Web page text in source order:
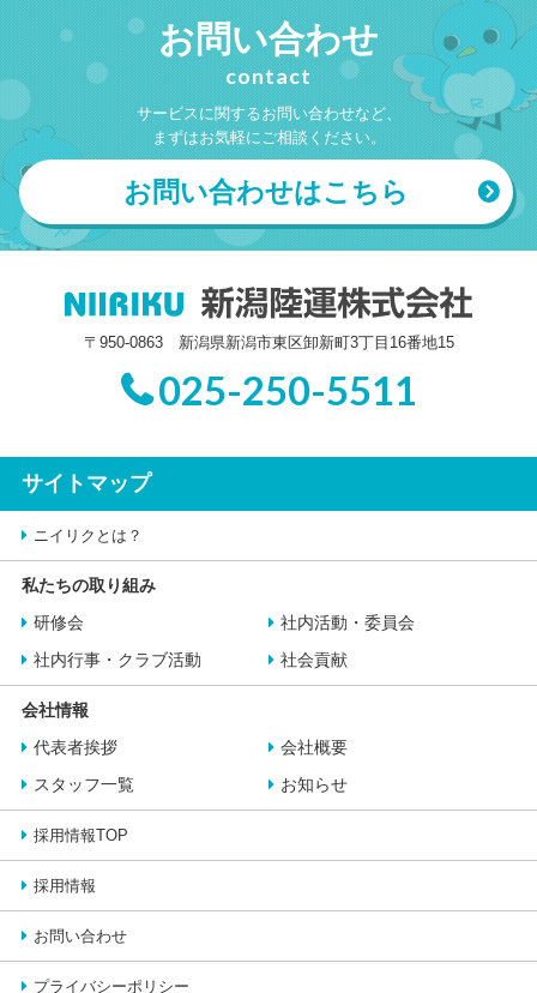
お問い合わせ
contact
サービスに関するお問い合わせなど、
まずはお気軽にご相談ください。
お問い合わせはこちら
〒950-0863 新潟県新潟市東区卸新町3丁目16番地15
025-250-5511
サイトマップ
ニイリクとは？
私たちの取り組み
研修会
社内活動・委員会
社内行事・クラブ活動
社会貢献
会社情報
代表者挨拶
会社概要
スタッフ一覧
お知らせ
採用情報TOP
採用情報
お問い合わせ
プライバシーポリシー